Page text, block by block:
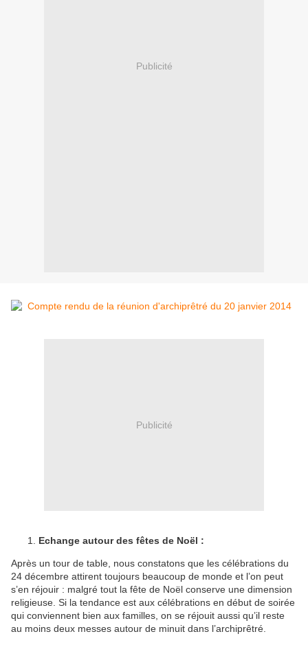
Publicité
Publicité
Echange autour des fêtes de Noël :
Après un tour de table, nous constatons que les célébrations du
24 décembre attirent toujours beaucoup de monde et l’on peut
s’en réjouir : malgré tout la fête de Noël conserve une dimension
religieuse. Si la tendance est aux célébrations en début de soirée
qui conviennent bien aux familles, on se réjouit aussi qu’il reste
au moins deux messes autour de minuit dans l’archiprêtré.